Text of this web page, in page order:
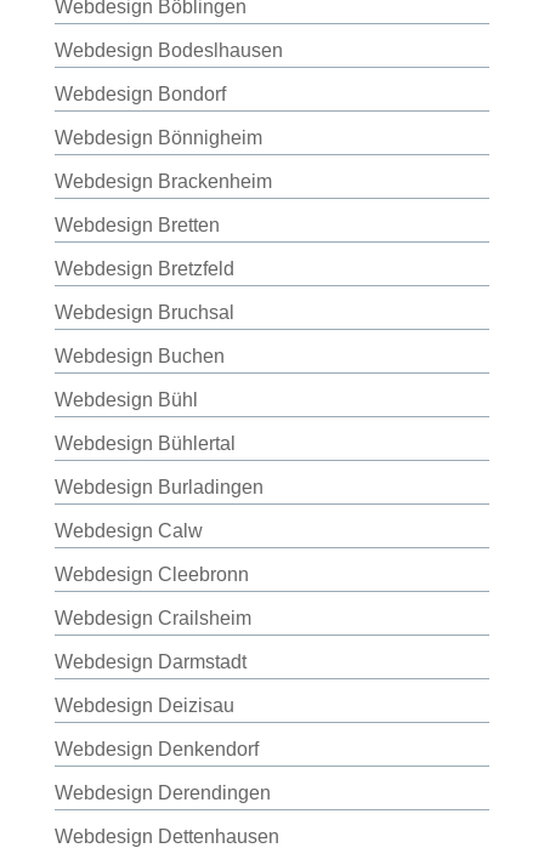
Webdesign Böblingen
Webdesign Bodeslhausen
Webdesign Bondorf
Webdesign Bönnigheim
Webdesign Brackenheim
Webdesign Bretten
Webdesign Bretzfeld
Webdesign Bruchsal
Webdesign Buchen
Webdesign Bühl
Webdesign Bühlertal
Webdesign Burladingen
Webdesign Calw
Webdesign Cleebronn
Webdesign Crailsheim
Webdesign Darmstadt
Webdesign Deizisau
Webdesign Denkendorf
Webdesign Derendingen
Webdesign Dettenhausen